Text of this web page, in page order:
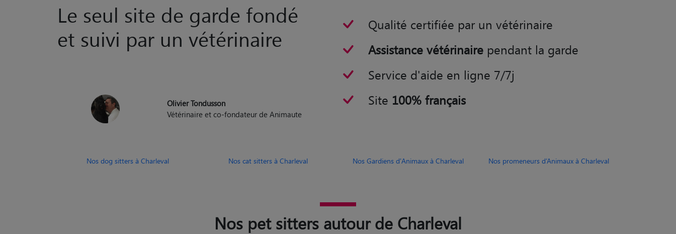
Le seul site de garde fondé
et suivi par un vétérinaire
Qualité certifiée par un vétérinaire
Assistance vétérinaire pendant la garde
Service d'aide en ligne 7/7j
Site 100% français
Olivier Tondusson
Vétérinaire et co-fondateur de Animaute
Nos dog sitters à Charleval Nos cat sitters à Charleval Nos Gardiens d'Animaux à Charleval Nos promeneurs d’Animaux à Charleval
Nos pet sitters autour de Charleval